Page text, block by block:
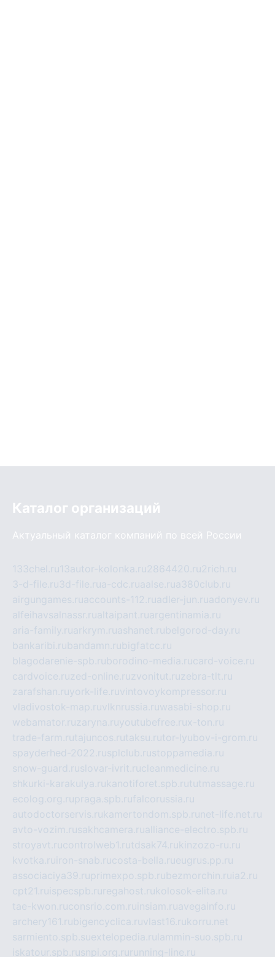
Каталог организаций
Актуальный каталог компаний по всей России
133chel.ru13autor-kolonka.ru2864420.ru2rich.ru
3-d-file.ru3d-file.rua-cdc.ruaalse.rua380club.ru
airgungames.ruaccounts-112.ruadler-jun.ruadonyev.ru
alfeihavsalnassr.rualtaipant.ruargentinamia.ru
aria-family.ruarkrym.ruashanet.rubelgorod-day.ru
bankaribi.rubandamn.rubigfatcc.ru
blagodarenie-spb.ruborodino-media.rucard-voice.ru
cardvoice.ruzed-online.ruzvonitut.ruzebra-tlt.ru
zarafshan.ruyork-life.ruvintovoykompressor.ru
vladivostok-map.ruvlknrussia.ruwasabi-shop.ru
webamator.ruzaryna.ruyoutubefree.rux-ton.ru
trade-farm.rutajuncos.rutaksu.rutor-lyubov-i-grom.ru
spayderhed-2022.rusplclub.rustoppamedia.ru
snow-guard.ruslovar-ivrit.rucleanmedicine.ru
shkurki-karakulya.rukanotiforet.spb.rututmassage.ru
ecolog.org.rupraga.spb.rufalcorussia.ru
autodoctorservis.rukamertondom.spb.ru net-life.net.ru
avto-vozim.rusakhcamera.rualliance-electro.spb.ru
stroyavt.rucontrolweb1.rutdsak74.rukinzozo-ru.ru
kvotka.ru iron-snab.rucosta-bella.rueugrus.pp.ru
associaciya39.ruprimexpo.spb.rubezmorchin.ru ia2.ru
cpt21.ru ispecspb.ru regahost.rukolosok-elita.ru
tae-kwon.ruconsrio.com.ru insiam.ruavegainfo.ru
archery161.rubigencyclica.ruvlast16.rukorru.net
sarmiento.spb.suextelopedia.ru lammin-suo.spb.ru
iskatour.spb.rusnpi.org.ru running-line.ru